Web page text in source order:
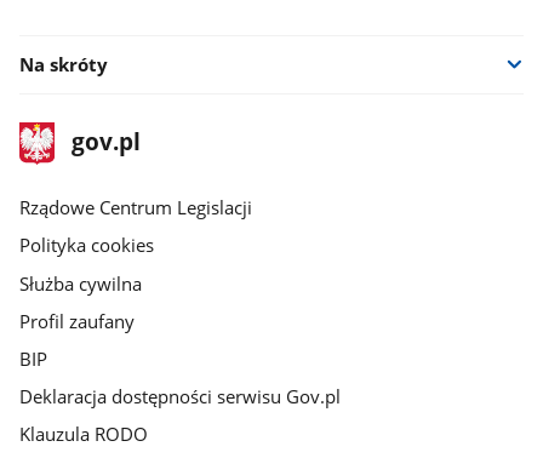
Na skróty
stopka
gov.plStrona
gov.pl
Rządowe Centrum Legislacji
Polityka cookies
Służba cywilna
Profil zaufany
BIP
Deklaracja dostępności serwisu Gov.pl
Klauzula RODO